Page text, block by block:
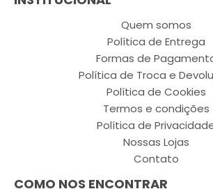
Quem somos
Política de Entrega
Formas de
Política de Troca e
Política de Cookies
Termos e condições
Política de
Nossas Lojas
Contato
COMO NOS ENCONTRAR